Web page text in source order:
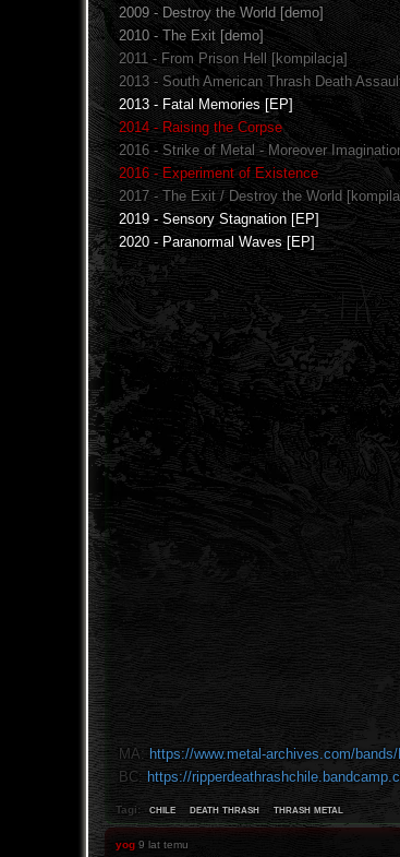
2009 - Destroy the World [demo]
2010 - The Exit [demo]
2011 - From Prison Hell [kompilacja]
2013 - South American Thrash Death
2013 - Fatal Memories [EP]
2014 - Raising the Corpse
2016 - Strike of Metal - Moreover
2016 - Experiment of Existence
2017 - The Exit / Destroy the World
2019 - Sensory Stagnation [EP]
2020 - Paranormal Waves [EP]
MA: https://www.metal-archives.com/
BC: https://
Tagi: chile death thrash thrash metal
yog 9 lat temu